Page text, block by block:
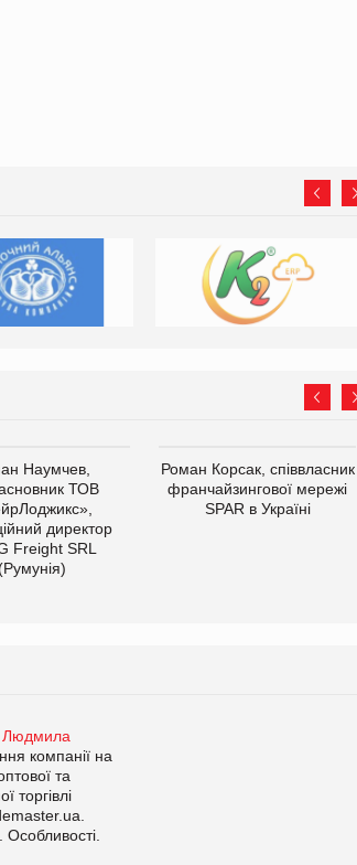
Наумчев,
ТОВ
директор
Freight SRL
(Румунія)
Роман Корсак, співвласник
франчайзингової мережі
SPAR в Україні
Людмила
компанії на
та
торгівлі